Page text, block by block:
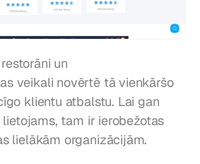
un
veikali novērtē tā vienkāršo
klientu atbalstu. Lai gan
tam ir ierobežotas
lielākām organizācijām.